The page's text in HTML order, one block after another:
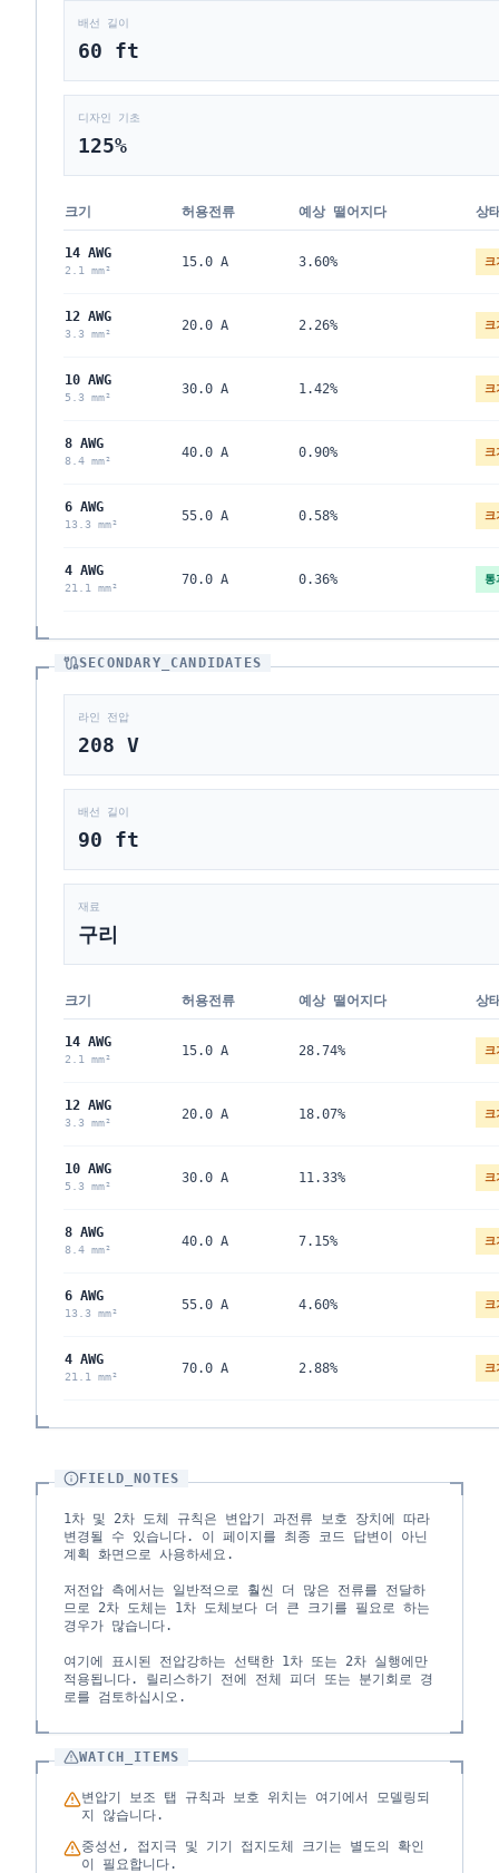
배선 길이
60 ft
디자인 기초
125%
크기 허용전류 예상 떨어지다 상
14 AWG
2.1 mm²
15.0 A 3.60% 크
12 AWG
3.3 mm²
20.0 A 2.26% 크
10 AWG
5.3 mm²
30.0 A 1.42% 크
8 AWG
8.4 mm²
40.0 A 0.90% 크
6 AWG
13.3 mm²
55.0 A 0.58% 크
4 AWG
21.1 mm²
70.0 A 0.36% 통
SECONDARY_CANDIDATES
라인 전압
208 V
배선 길이
90 ft
재료
구리
크기 허용전류 예상 떨어지다 상
14 AWG
2.1 mm²
15.0 A 28.74% 크
12 AWG
3.3 mm²
20.0 A 18.07% 크
10 AWG
5.3 mm²
30.0 A 11.33% 크
8 AWG
8.4 mm²
40.0 A 7.15% 크
6 AWG
13.3 mm²
55.0 A 4.60% 크
4 AWG
21.1 mm²
70.0 A 2.88% 크
FIELD_NOTES
1차 및 2차 도체 규칙은 변압기 과전류 보호 장치에 따라
변경될 수 있습니다. 이 페이지를 최종 코드 답변이 아닌
계획 화면으로 사용하세요.
저전압 측에서는 일반적으로 훨씬 더 많은 전류를 전달하
므로 2차 도체는 1차 도체보다 더 큰 크기를 필요로 하는
경우가 많습니다.
여기에 표시된 전압강하는 선택한 1차 또는 2차 실행에만
적용됩니다. 릴리스하기 전에 전체 피더 또는 분기회로 경
로를 검토하십시오.
WATCH_ITEMS
변압기 보조 탭 규칙과 보호 위치는 여기에서 모델링되
지 않습니다.
중성선, 접지극 및 기기 접지도체 크기는 별도의 확인
이 필요합니다.